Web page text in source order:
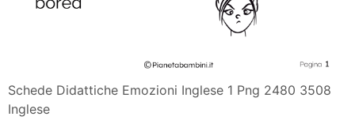
Schede Didattiche Emozioni Inglese 1 Png 2480 3508
Inglese